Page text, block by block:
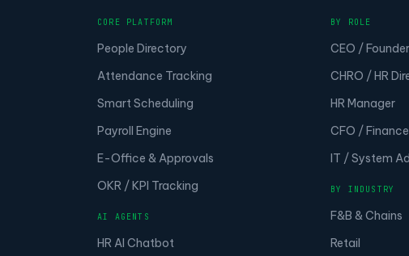
CORE PLATFORM
People Directory
Attendance Tracking
Smart Scheduling
Payroll Engine
E-Office & Approvals
OKR / KPI Tracking
AI AGENTS
HR AI Chatbot
BY ROLE
CEO / Founder
CHRO / HR
HR Manager
CFO / Finance
IT / System
BY INDUSTRY
F&B & Chains
Retail